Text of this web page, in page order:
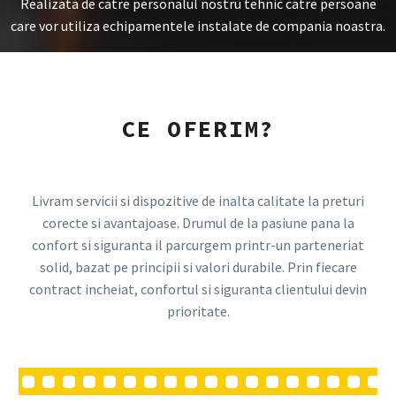
care vor utiliza echipamentele instalate de compania noastra.
CE OFERIM?
Livram servicii si dispozitive de inalta calitate la preturi
corecte si avantajoase. Drumul de la pasiune pana la
confort si siguranta il parcurgem printr-un parteneriat
solid, bazat pe principii si valori durabile. Prin fiecare
contract incheiat, confortul si siguranta clientului devin
prioritate.